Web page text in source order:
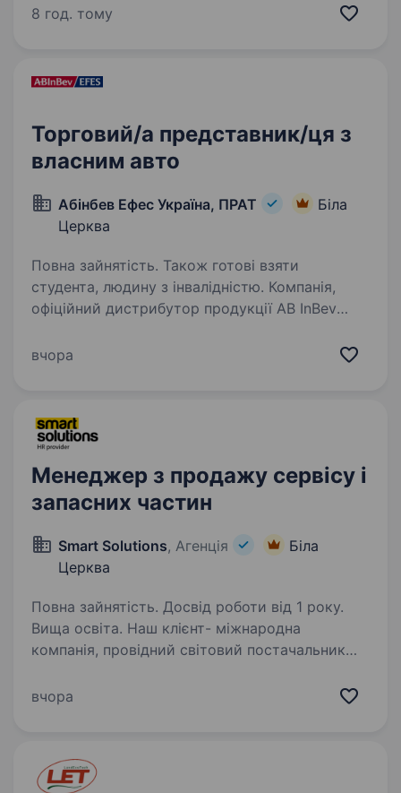
Ми перша в Україні виїзна оптика, яка
8 год. тому
Торговий/а представник/ця з
власним авто
Абінбев Ефес Україна, ПРАТ
Біла
Церква
Повна зайнятість. Також готові взяти
студента, людину з інвалідністю. Компанія,
офіційний дистрибутор продукції AB InBev
Торговельний/на представник/цям. Біла
вчора
Менеджер з продажу сервісу і
запасних частин
Smart Solutions, Агенція
Біла
Церква
Повна зайнятість. Досвід роботи від 1 року.
Вища освіта. Наш клієнт- міжнародна
компанія, провідний світовий постачальник
інжинірингу для молочного скотарства.
вчора